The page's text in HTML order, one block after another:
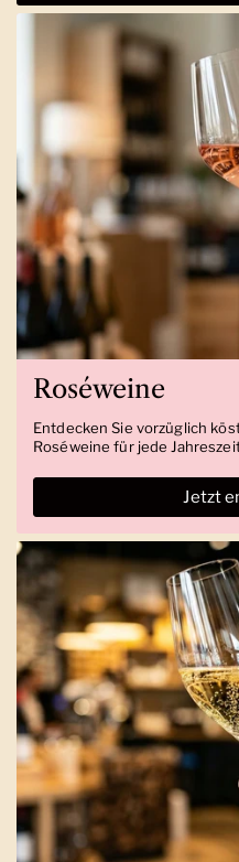
Roséweine
Entdecken Sie vorzüglich
Roséweine für jede
Jetzt